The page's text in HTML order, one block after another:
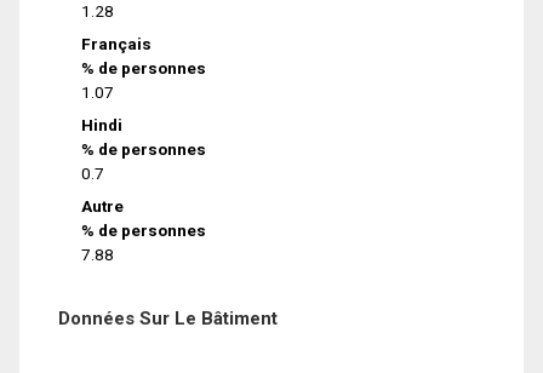
1.28
Français
% de personnes
1.07
Hindi
% de personnes
0.7
Autre
% de personnes
7.88
Données Sur Le Bâtiment